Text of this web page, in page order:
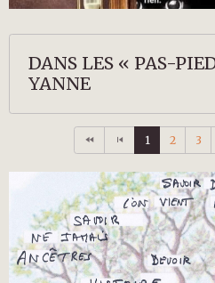
DANS LES « PAS-
YANNE
1 2 3